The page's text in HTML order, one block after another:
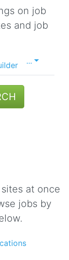
on job
and job
...
at once
jobs by